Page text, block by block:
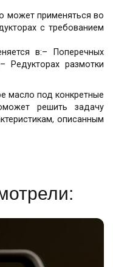
может применяться во
с требованием
в:– Поперечных
Редукторах размотки
масло под конкретные
решить задачу
описанным